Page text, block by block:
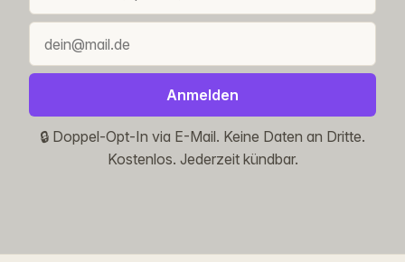
Anmelden
🔒 Doppel-Opt-In via E-Mail. Keine Daten an Dritte.
Kostenlos. Jederzeit kündbar.